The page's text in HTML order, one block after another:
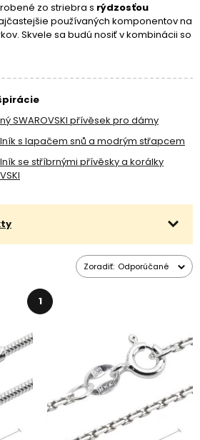
zo striebra s rýdzosťou
používaných komponentov na
Skvele sa budú nosiť v kombinácii so
tenkou vrstvou 24k zlata alebo 18k
sa tiež pozrieť do ďalších sekcií
, ktoré ponúkajú rovnako širokú škálu
SWAROVSKI přívěsek pro dámy
s lapačem snů a modrým střapcem
se stříbrnými přívěsky a korálky
Zoradiť: Odporúčané
1